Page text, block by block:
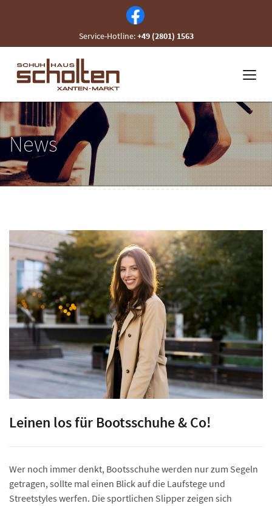
Service-Hotline:+49 (2801) 1563
News
Leinen los für Bootsschuhe & Co!
Wer noch immer denkt, Bootsschuhe werden nur zum Segeln
getragen, sollte mal einen Blick auf die Laufstege und
Streetstyles werfen. Die sportlichen Slipper zeigen sich